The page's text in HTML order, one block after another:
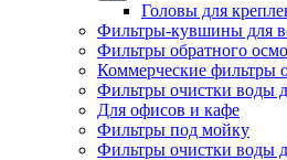
Головы для
Фильтры-кувшины для
Фильтры обратного
Коммерческие фильтры
Фильтры очистки воды
Для офисов и кафе
Фильтры под мойку
Фильтры очистки воды